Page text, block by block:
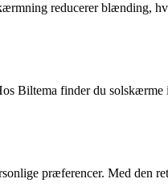
reducerer blænding,
Biltema finder du
præferencer. Med den